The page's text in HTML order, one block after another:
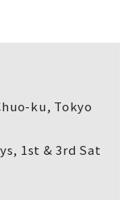
ku, Tokyo
1st & 3rd Sat